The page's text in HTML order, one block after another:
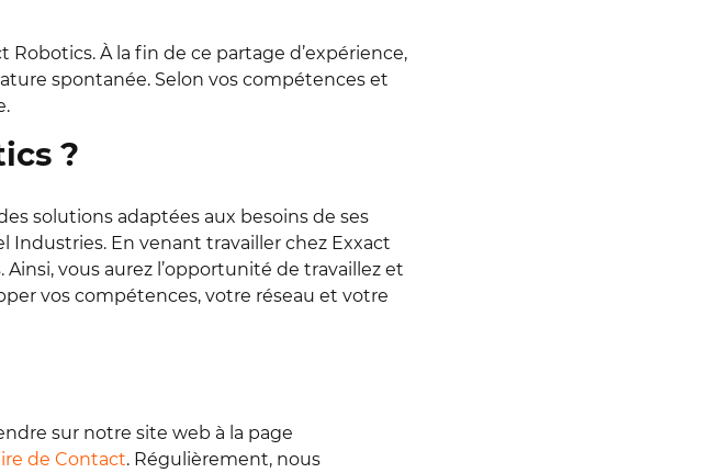
À la fin de ce partage d’expérience,
spontanée. Selon vos compétences et
?
solutions adaptées aux besoins de ses
En venant travailler chez Exxact
vous aurez l’opportunité de travaillez et
vos compétences, votre réseau et votre
sur notre site web à la page
de Contact. Régulièrement, nous